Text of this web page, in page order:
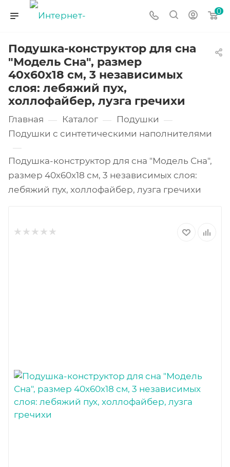
0
Подушка-конструктор для сна
"Модель Сна", размер
40х60х18 см, 3 независимых
слоя: лебяжий пух,
холлофайбер, лузга гречихи
Главная — Каталог — Подушки —
Подушки с синтетическими наполнителями
—
Подушка-конструктор для сна "Модель Сна",
размер 40х60х18 см, 3 независимых слоя:
лебяжий пух, холлофайбер, лузга гречихи